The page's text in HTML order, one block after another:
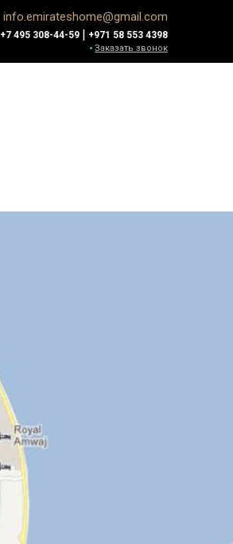
info.emirateshome@gmail.com
+7 495 308-44-59 | +971 58 553 4398
Заказать звонок